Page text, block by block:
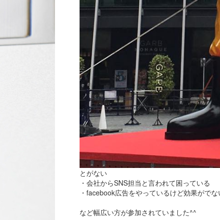
とがない
・会社からSNS担当と言われて困っている
・facebook広告をやっているけど効果がでな
など幅広い方が参加されていました^^